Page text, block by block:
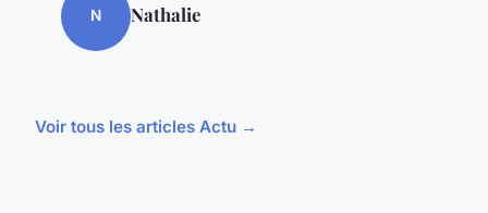
N Nathalie
Voir tous les articles Actu →